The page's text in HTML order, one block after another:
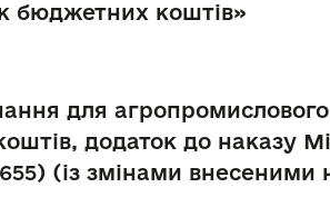
бюджетних коштів»
для
додаток до наказу
(із змінами